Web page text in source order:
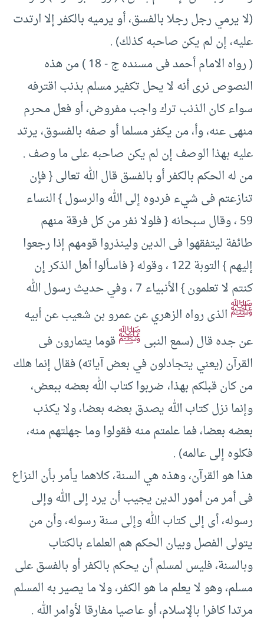
(‏لا يرمي رجل رجلا بالفسق، أو يرميه بالكفر إلا ارتدت
عليه، إن لم يكن صاحبه كذلك)‏ .‏
(‏ رواه الامام أحمد فى مسنده ج -‏ ‏18 )‏ من هذه
النصوص نرى أنه لا يحل تكفير مسلم بذنب اقترفه
سواء كان الذنب ترك واجب مفروض، أو فعل محرم
منهى عنه، وأ، من يكفر مسلما أو صفه بالفسوق، يرتد
عليه بهذا الوصف إن لم يكن صاحبه على ما وصف .‏
من له الحكم بالكفر أو بالفسق قال الله تعالى {‏ فإن
تنازعتم فى شيء فردوه إلى الله والرسول }‏ النساء
‏59 ، وقال سبحانه {‏ فلولا نفر من كل فرقة منهم
طائفة ليتفقهوا فى الدين ولينذروا قومهم إذا رجعوا
إليهم }‏ التوبة ‏122 ، وقوله {‏ فاسألوا أهل الذكر إن
كنتم لا تعلمون }‏ الأنبياء ‏7 ، وفي حديث رسول الله
ﷺالذى رواه الزهري عن عمرو بن شعيب عن أبيه
عن جده قال (‏سمع النبىﷺقوما يتمارون فى
القرآن (‏يعني يتجادلون في بعض آياته)‏ فقال إنما هلك
من كان قبلكم بهذا، ضربوا كتاب الله بعضه ببعض،
وإنما نزل كتاب الله يصدق بعضه بعضا، ولا يكذب
بعضه بعضا، فما علمتم منه فقولوا وما جهلتهم منه،
فكلوه إلى عالمه)‏ .‏
هذا هو القرآن، وهذه هي السنة، كلاهما يأمر بأن النزاع
فى أمر من أمور الدين يجيب أن يرد إلى الله وإلى
رسوله، أى إلى كتاب الله وإلى سنة رسوله، وأن من
يتولى الفصل وبيان الحكم هم العلماء بالكتاب
وبالسنة، فليس لمسلم أن يحكم بالكفر أو بالفسق على
مسلم، وهو لا يعلم ما هو الكفر، ولا ما يصير به المسلم
مرتدا كافرا بالإسلام، أو عاصيا مفارقا لأوامر الله .‏